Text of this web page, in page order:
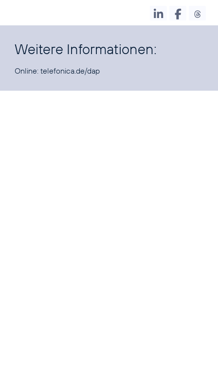
Weitere Informationen:
Online: telefonica.de/dap